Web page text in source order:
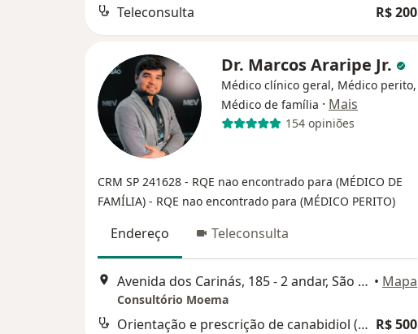
Teleconsulta R$ 200
Dr. Marcos Araripe Jr.
Médico clínico geral, Médico perito,
Médico de família · Mais
154 opiniões
CRM SP 241628 - RQE nao encontrado para (MÉDICO DE
FAMÍLIA) - RQE nao encontrado para (MÉDICO PERITO)
Endereço Teleconsulta
Avenida dos Carinás, 185 - 2 andar, São Paulo • Mapa
Consultório Moema
Orientação e prescrição de canabidiol (CBD) R$ 500